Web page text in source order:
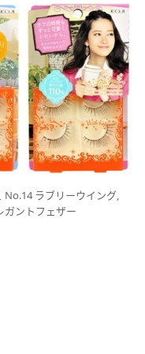
No.14 ラブリーウイング,
ガントフェザー